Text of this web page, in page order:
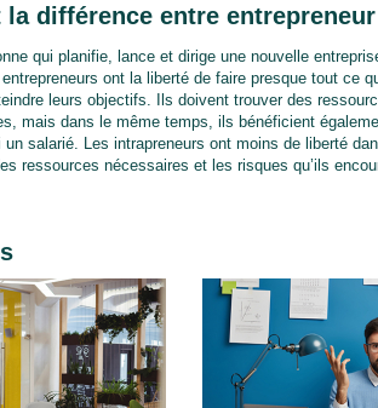
la différence entre
qui planifie, lance et dirige une nouvelle
ont la liberté de faire presque tout ce
leurs objectifs. Ils doivent trouver des
mais dans le même temps, ils bénéficient
salarié. Les intrapreneurs ont moins de liberté
ressources nécessaires et les risques qu’ils